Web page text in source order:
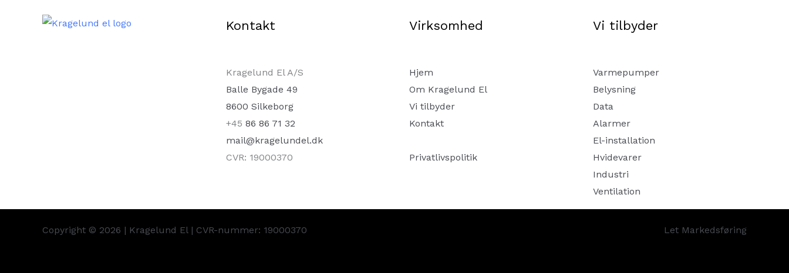
Kontakt
Kragelund El A/S
Balle Bygade 49
​8600 Silkeborg
+45 86 86 71 32
mail@kragelundel.dk
CVR: 19000370
Virksomhed
Hjem
Om Kragelund El
Vi tilbyder
Kontakt
Privatlivspolitik
Vi tilbyder
Varmepumper
Belysning
Data
Alarmer
El-installation
Hvidevarer
Industri
Ventilation
Copyright © 2026 | Kragelund El | CVR-nummer: 19000370 Let Markedsføring